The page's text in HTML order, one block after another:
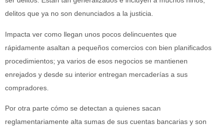
delitos que ya no son denunciados a la justicia.
Impacta ver como llegan unos pocos delincuentes que
rápidamente asaltan a pequeños comercios con bien planificados
procedimientos; ya varios de esos negocios se mantienen
enrejados y desde su interior entregan mercaderías a sus
compradores.
Por otra parte cómo se detectan a quienes sacan
reglamentariamente alta sumas de sus cuentas bancarias y son